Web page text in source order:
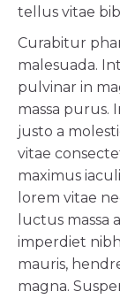
tellus vitae
Curabitur
malesuada.
pulvinar in
massa purus.
justo a
vitae
maximus
lorem vitae
luctus massa
imperdiet
mauris,
magna.